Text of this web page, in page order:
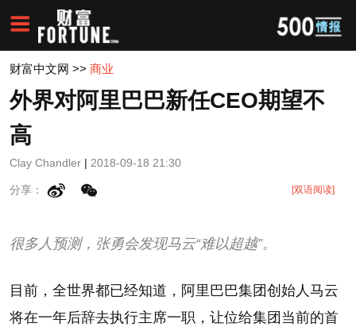
财富中文网 >> 商业
外界对阿里巴巴新任CEO期望不
高
Clay Chandler | 2018-09-18 21:30
分享： [双语阅读]
很多人预测，张勇会发现马云“难以超越”。
目前，全世界都已经知道，阿里巴巴集团创始人马云
将在一年后辞去执行主席一职，让位给集团当前的首